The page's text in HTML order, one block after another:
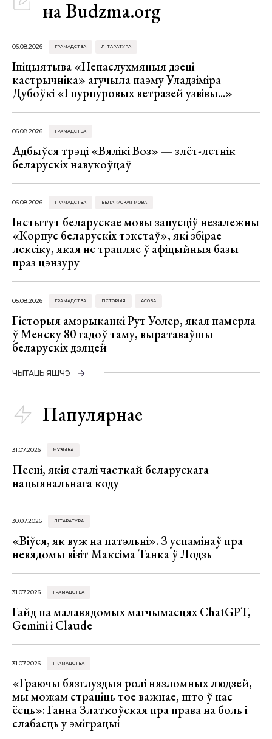
на Budzma.org
06.08.2026 ГРАМАДСТВА ЛІТАРАТУРА
Ініцыятыва «Непаслухмяныя дзеці
кастрычніка» агучыла паэму Уладзіміра
Дубоўкі «І пурпуровых ветразей узвівы...»
06.08.2026 ГРАМАДСТВА
Адбыўся трэці «Вялікі Воз» — злёт-летнік
беларускіх навукоўцаў
06.08.2026 ГРАМАДСТВА БЕЛАРУСКАЯ МОВА
Інстытут беларускае мовы запусціў незалежны
«Корпус беларускіх тэкстаў», які збірае
лексіку, якая не трапляе ў афіцыйныя базы
праз цэнзуру
05.08.2026 ГРАМАДСТВА ГІСТОРЫЯ АСОБА
Гісторыя амэрыканкі Рут Уолер, якая памерла
ў Менску 80 гадоў таму, выратаваўшы
беларускіх дзяцей
ЧЫТАЦЬ ЯШЧЭ
Папулярнае
31.07.2026 МУЗЫКА
Песні, якія сталі часткай беларускага
нацыянальнага коду
30.07.2026 ЛІТАРАТУРА
«Віўся, як вуж на патэльні». З успамінаў пра
невядомы візіт Максіма Танка ў Лодзь
31.07.2026 ГРАМАДСТВА
Гайд па малавядомых магчымасцях ChatGPT,
Gemini і Claude
31.07.2026 ГРАМАДСТВА
«Граючы бязглуздыя ролі нязломных людзей,
мы можам страціць тое важнае, што ў нас
ёсць»: Ганна Златкоўская пра права на боль і
слабасць у эміграцыі